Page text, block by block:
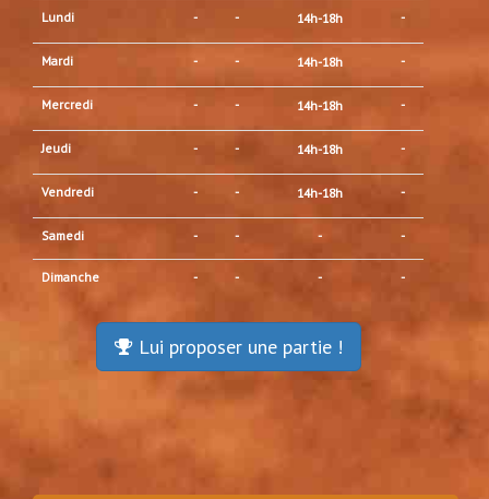
Lundi - - 14h-18h -
Mardi - - 14h-18h -
Mercredi - - 14h-18h -
Jeudi - - 14h-18h -
Vendredi - - 14h-18h -
Samedi - - - -
Dimanche - - - -
Lui proposer une partie !